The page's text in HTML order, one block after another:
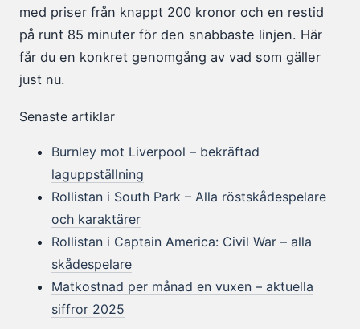
med priser från knappt 200 kronor och en restid
på runt 85 minuter för den snabbaste linjen. Här
får du en konkret genomgång av vad som gäller
just nu.
Senaste artiklar
Burnley mot Liverpool – bekräftad
laguppställning
Rollistan i South Park – Alla röstskådespelare
och karaktärer
Rollistan i Captain America: Civil War – alla
skådespelare
Matkostnad per månad en vuxen – aktuella
siffror 2025